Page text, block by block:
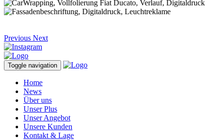
Previous Next
Toggle navigation
Home
News
Über uns
Unser Plus
Unser Angebot
Unsere Kunden
Kontakt & Lage